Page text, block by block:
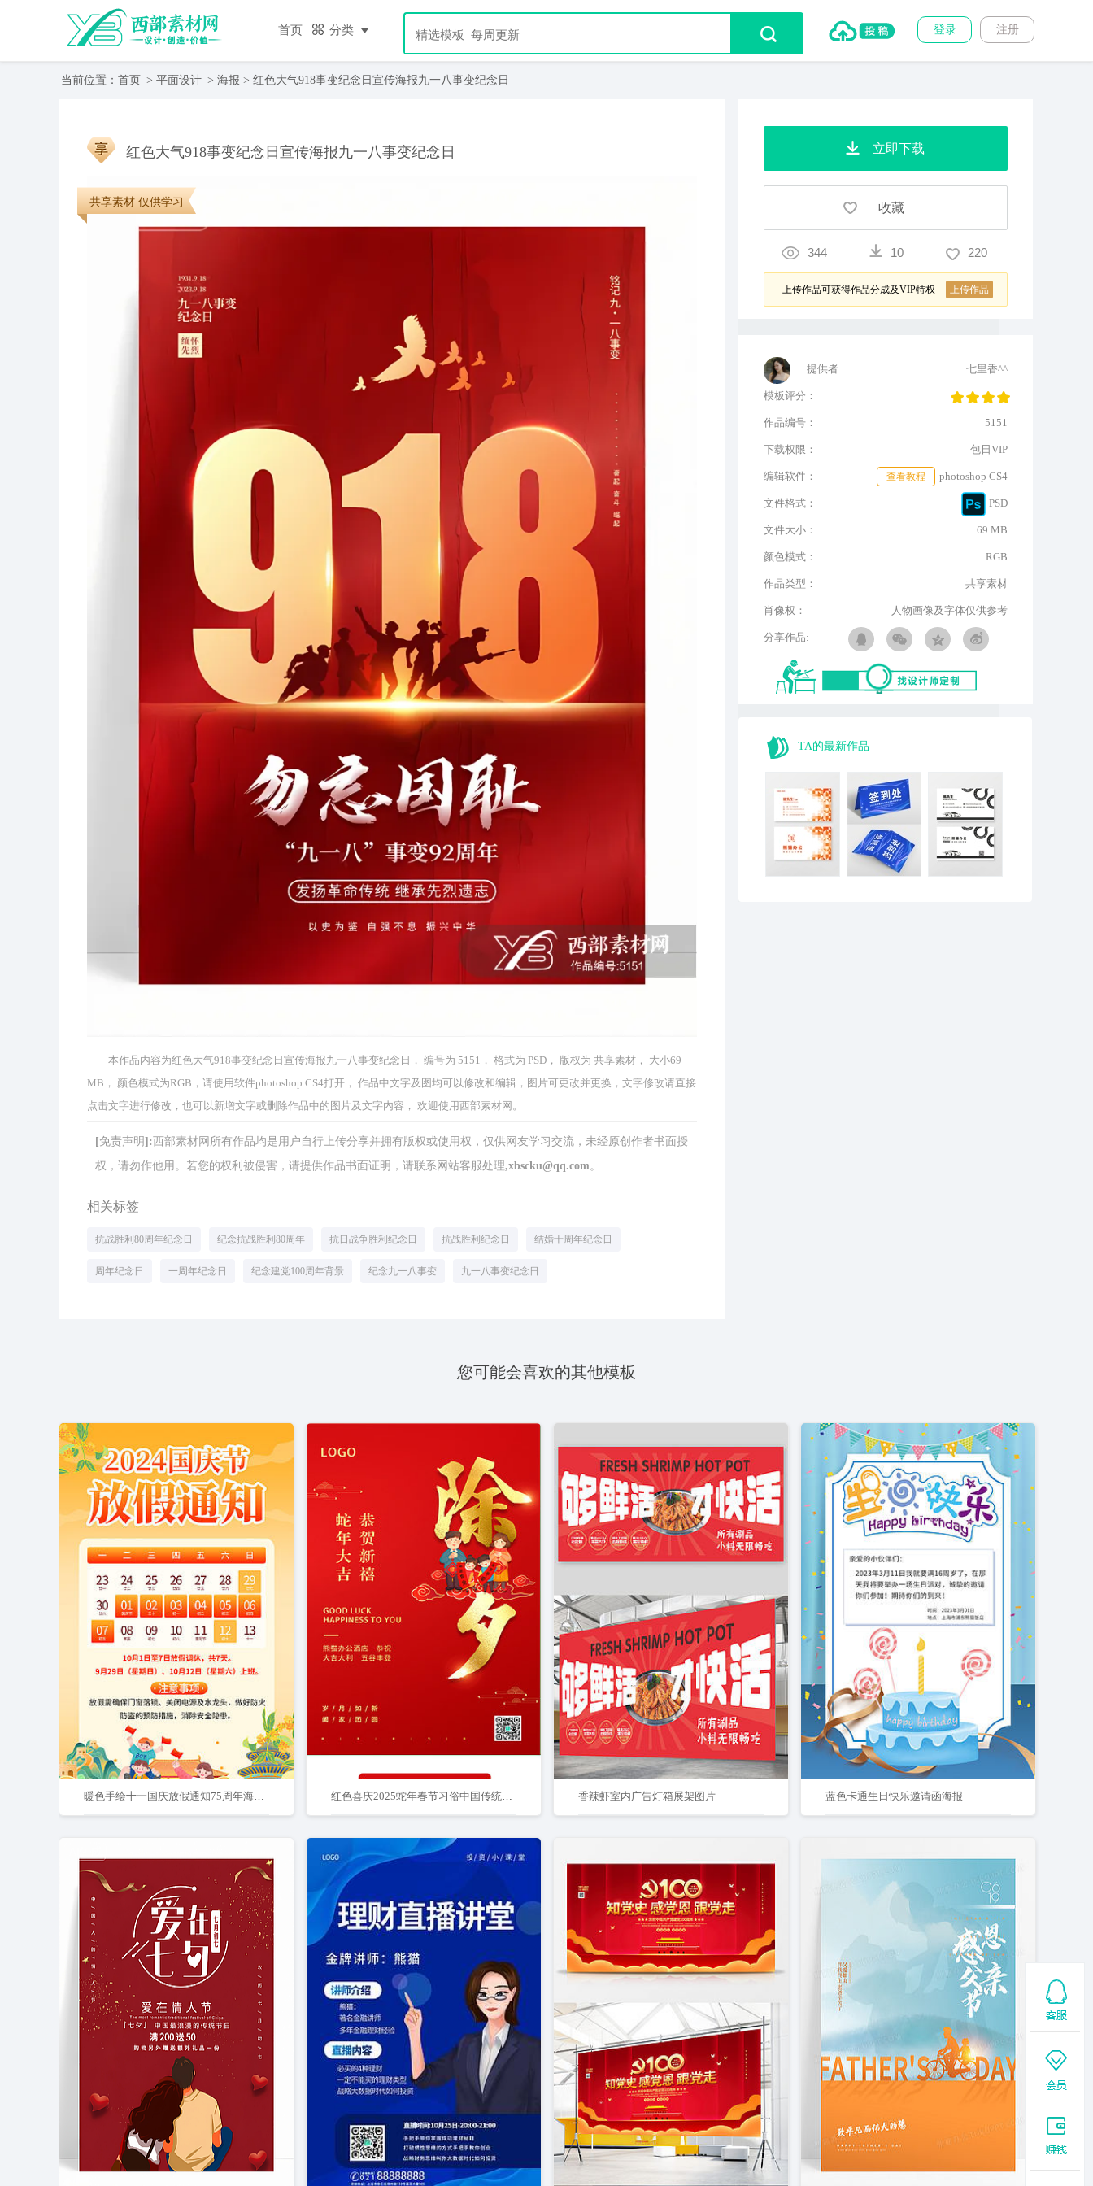
首页 分类 注册
登录
当前位置： 首页 > 平面设计 > 海报 > 红色大气918事变纪念日宣传海报九一八事变纪念日
红色大气918事变纪念日宣传海报九一八事变纪念日
共享素材 仅供学习
本作品内容为红色大气918事变纪念日宣传海报九一八事变纪念日， 编号为 5151， 格式为 PSD， 版权为 共享素材， 大小69
MB， 颜色模式为RGB，请使用软件photoshop CS4打开， 作品中文字及图均可以修改和编辑，图片可更改并更换，文字修改请直接
点击文字进行修改，也可以新增文字或删除作品中的图片及文字内容， 欢迎使用西部素材网。
[免责声明]:西部素材网所有作品均是用户自行上传分享并拥有版权或使用权，仅供网友学习交流，未经原创作者书面授
权，请勿作他用。若您的权利被侵害，请提供作品书面证明，请联系网站客服处理,xbscku@qq.com。
相关标签
抗战胜利80周年纪念日 纪念抗战胜利80周年 抗日战争胜利纪念日 抗战胜利纪念日 结婚十周年纪念日
周年纪念日 一周年纪念日 纪念建党100周年背景 纪念九一八事变 九一八事变纪念日
立即下载
收藏
344 10 220
上传作品可获得作品分成及VIP特权 上传作品
提供者: 七里香^^
模板评分：
作品编号： 5151
下载权限： 包日VIP
编辑软件： photoshop CS4
查看教程
文件格式： PSD
文件大小： 69 MB
颜色模式： RGB
作品类型： 共享素材
肖像权： 人物画像及字体仅供参考
分享作品:
TA的最新作品
您可能会喜欢的其他模板
暖色手绘十一国庆放假通知75周年海报海报 红色喜庆2025蛇年春节习俗中国传统新春习俗年俗组图宣传海报 香辣虾室内广告灯箱展架图片 蓝色卡通生日快乐邀请函海报